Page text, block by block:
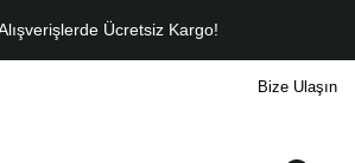
Ücretsiz Kargo!
Bize Ulaşın